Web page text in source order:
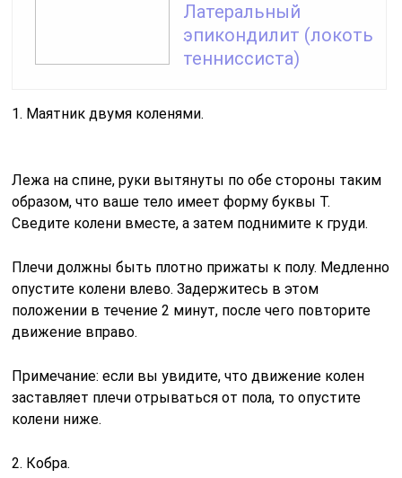
Латеральный
эпикондилит (локоть
тенниссиста)
1. Маятник двумя коленями.
Лежа на спине, руки вытянуты по обе стороны таким
образом, что ваше тело имеет форму буквы Т.
Сведите колени вместе, а затем поднимите к груди.
Плечи должны быть плотно прижаты к полу. Медленно
опустите колени влево. Задержитесь в этом
положении в течение 2 минут, после чего повторите
движение вправо.
Примечание: если вы увидите, что движение колен
заставляет плечи отрываться от пола, то опустите
колени ниже.
2. Кобра.